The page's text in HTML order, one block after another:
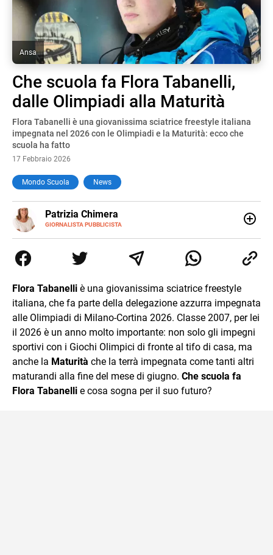
Ansa
Che scuola fa Flora Tabanelli,
dalle Olimpiadi alla Maturità
Flora Tabanelli è una giovanissima sciatrice freestyle italiana
impegnata nel 2026 con le Olimpiadi e la Maturità: ecco che
scuola ha fatto
17 Febbraio 2026
Mondo Scuola News
Patrizia Chimera
GIORNALISTA PUBBLICISTA
E-
MAIL
LINKEDIN
collaborato con grandi gruppi editoriali e agenzie di
comunicazione specializzandosi nella scrittura di articoli
Flora Tabanelli è una giovanissima sciatrice freestyle
italiana, che fa parte della delegazione azzurra impegnata
alle Olimpiadi di Milano-Cortina 2026. Classe 2007, per lei
il 2026 è un anno molto importante: non solo gli impegni
sportivi con i Giochi Olimpici di fronte al tifo di casa, ma
anche la Maturità che la terrà impegnata come tanti altri
maturandi alla fine del mese di giugno. Che scuola fa
Flora Tabanelli e cosa sogna per il suo futuro?